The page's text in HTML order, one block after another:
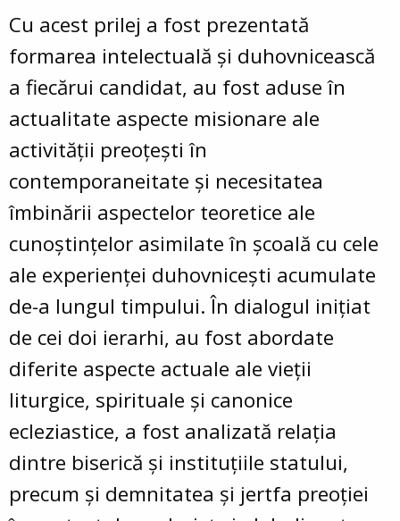
Cu acest prilej a fost prezentată
formarea intelectuală și duhovnicească
a fiecărui candidat, au fost aduse în
actualitate aspecte misionare ale
activității preoțești în
contemporaneitate și necesitatea
îmbinării aspectelor teoretice ale
cunoștințelor asimilate în școală cu cele
ale experienței duhovnicești acumulate
de-a lungul timpului. În dialogul inițiat
de cei doi ierarhi, au fost abordate
diferite aspecte actuale ale vieții
liturgice, spirituale și canonice
ecleziastice, a fost analizată relația
dintre biserică și instituțiile statului,
precum și demnitatea și jertfa preoției